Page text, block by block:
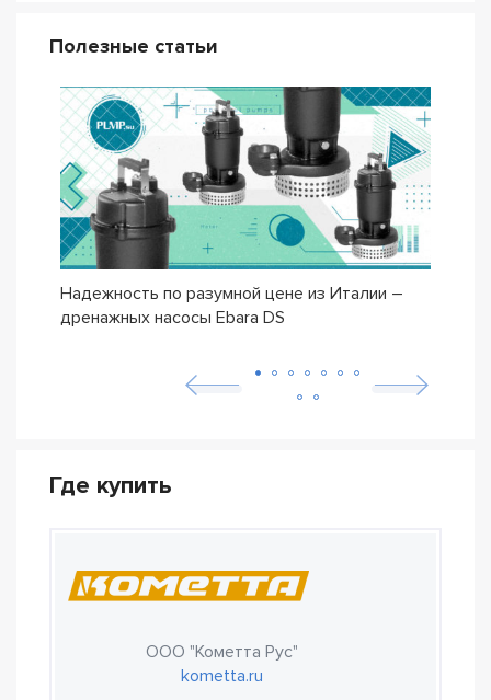
Полезные статьи
Надежность по разумной цене из Италии –
дренажных насосы Ebara DS
Где купить
ООО "Кометта Рус"
kometta.ru